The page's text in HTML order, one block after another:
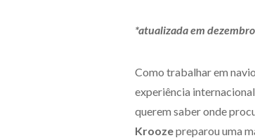
*atualizada em
Como trabalhar em
experiência
querem saber onde
Kroozepreparou uma